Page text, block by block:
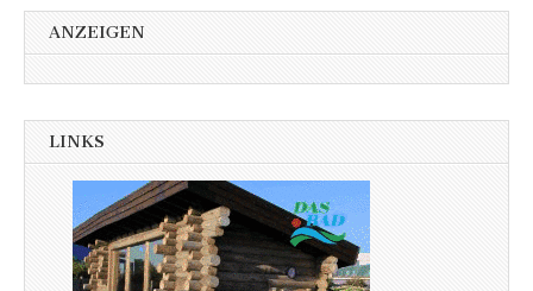
ANZEIGEN
LINKS